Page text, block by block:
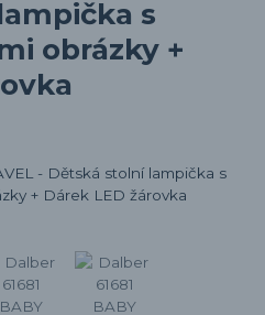
s
obrázky +